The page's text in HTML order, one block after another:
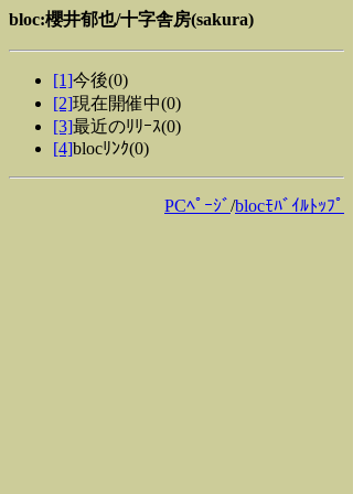
bloc:櫻井郁也/十字舎房(sakura)
[1]今後(0)
[2]現在開催中(0)
[3]最近のﾘﾘｰｽ(0)
[4]blocﾘﾝｸ(0)
PCﾍﾟｰｼﾞ/blocﾓﾊﾞｲﾙﾄｯﾌﾟ